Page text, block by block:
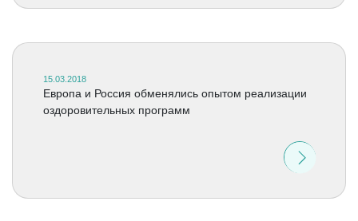
15.03.2018
Европа и Россия обменялись опытом реализации
оздоровительных программ